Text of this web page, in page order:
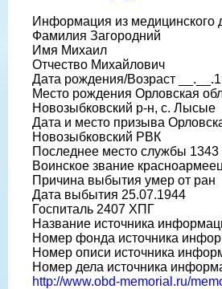
Информация из медицинского
Фамилия Загородний
Имя Михаил
Отчество Михайлович
Дата рождения/Возраст
Место рождения Орловская
Новозыбковский р-н, с. Лысые
Дата и место призыва
Новозыбковский РВК
Последнее место службы
Воинское звание красноармеец
Причина выбытия умер от ран
Дата выбытия 25.07.1944
Госпиталь 2407 ХПГ
Название источника
Номер фонда источника
Номер описи источника
Номер дела источника
http://www.obd-memorial.ru/